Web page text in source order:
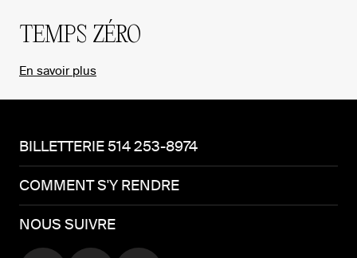
TEMPS ZÉRO
En savoir plus
BILLETTERIE 514 253-8974
COMMENT S'Y RENDRE
NOUS SUIVRE